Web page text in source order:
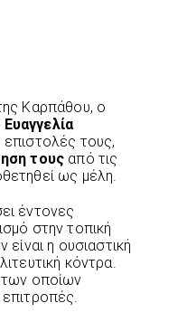
Καρπάθου, ο
Ευαγγελία
επιστολές τους,
τους από τις
ως μέλη.
έντονες
στην τοπική
η ουσιαστική
κόντρα.
των οποίων